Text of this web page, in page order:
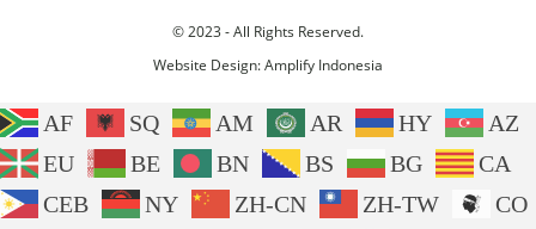
© 2023 - All Rights Reserved.
Website Design:Amplify Indonesia
AF SQ AM AR HY
AZ
EU
BE BN BS BG
CA
CEB
NY ZH-CN ZH-TW
CO